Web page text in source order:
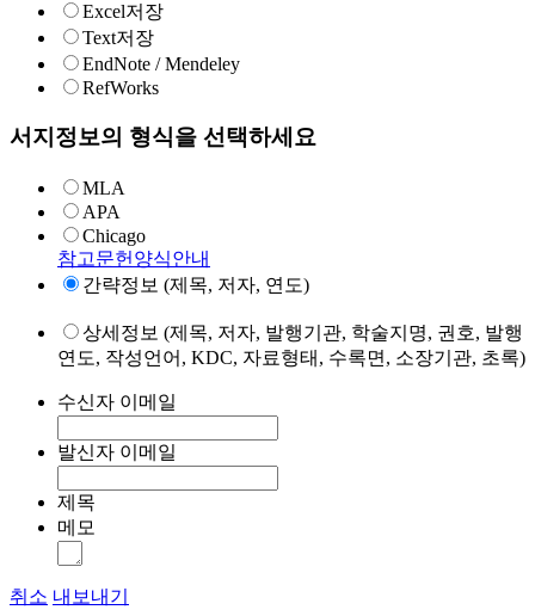
Excel저장
Text저장
EndNote / Mendeley
RefWorks
서지정보의 형식을 선택하세요
MLA
APA
Chicago
참고문헌양식안내
간략정보 (제목, 저자, 연도)
상세정보 (제목, 저자, 발행기관, 학술지명, 권호, 발행
연도, 작성언어, KDC, 자료형태, 수록면, 소장기관, 초록)
수신자 이메일
발신자 이메일
제목
메모
취소 내보내기